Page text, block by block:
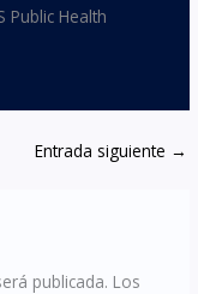
Health
Entrada siguiente →
publicada. Los